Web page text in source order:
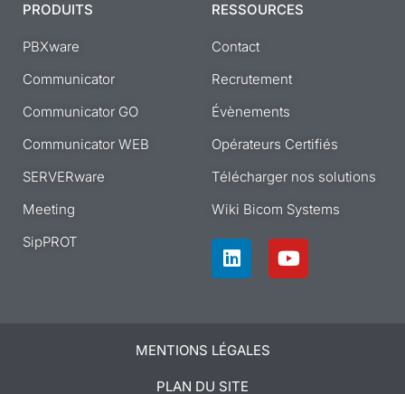
PRODUITS
PBXware
Communicator
Communicator GO
Communicator WEB
SERVERware
Meeting
SipPROT
RESSOURCES
Contact
Recrutement
Évènements
Opérateurs Certifiés
Télécharger nos solutions
Wiki Bicom Systems
L
i
d
n
Y
o
MENTIONS LÉGALES
PLAN DU SITE